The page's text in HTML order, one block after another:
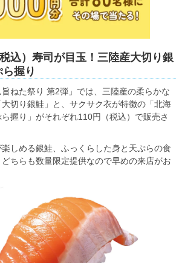
込）寿司が目玉！三陸産大切り銀
握り
ねた祭り 第2弾」では、三陸産の柔らかな
切り銀鮭」と、サクサク衣が特徴の「北海
握り」がそれぞれ110円（税込）で販売さ
しめる銀鮭、ふっくらした身と天ぷらの食
ちらも数量限定提供なので早めの来店がお